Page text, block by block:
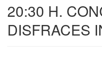
20:30 H.
DISFRACES